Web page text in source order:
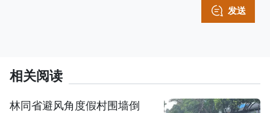
发送
相关阅读
林同省避风角度假村围墙倒